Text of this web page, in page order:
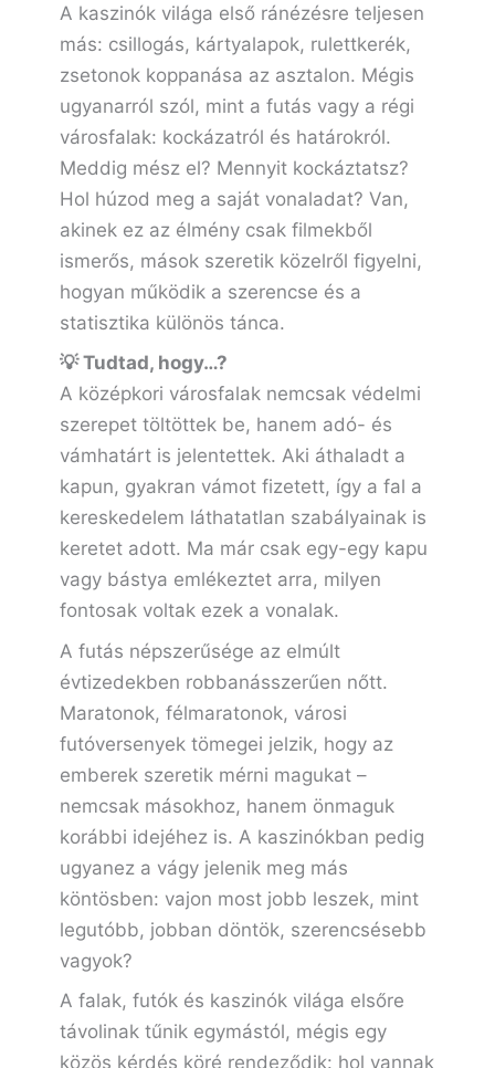
A kaszinók világa első ránézésre teljesen
más: csillogás, kártyalapok, rulettkerék,
zsetonok koppanása az asztalon. Mégis
ugyanarról szól, mint a futás vagy a régi
városfalak: kockázatról és határokról.
Meddig mész el? Mennyit kockáztatsz?
Hol húzod meg a saját vonaladat? Van,
akinek ez az élmény csak filmekből
ismerős, mások szeretik közelről figyelni,
hogyan működik a szerencse és a
statisztika különös tánca.
💡 Tudtad, hogy…?
A középkori városfalak nemcsak védelmi
szerepet töltöttek be, hanem adó- és
vámhatárt is jelentettek. Aki áthaladt a
kapun, gyakran vámot fizetett, így a fal a
kereskedelem láthatatlan szabályainak is
keretet adott. Ma már csak egy-egy kapu
vagy bástya emlékeztet arra, milyen
fontosak voltak ezek a vonalak.
A futás népszerűsége az elmúlt
évtizedekben robbanásszerűen nőtt.
Maratonok, félmaratonok, városi
futóversenyek tömegei jelzik, hogy az
emberek szeretik mérni magukat –
nemcsak másokhoz, hanem önmaguk
korábbi idejéhez is. A kaszinókban pedig
ugyanez a vágy jelenik meg más
köntösben: vajon most jobb leszek, mint
legutóbb, jobban döntök, szerencsésebb
vagyok?
A falak, futók és kaszinók világa elsőre
távolinak tűnik egymástól, mégis egy
közös kérdés köré rendeződik: hol vannak